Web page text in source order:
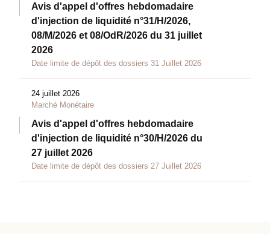
Avis d'appel d'offres hebdomadaire
d'injection de liquidité n°31/H/2026,
08/M/2026 et 08/OdR/2026 du 31 juillet
2026
Date limite de dépôt des dossiers 31 Juillet 2026
24 juillet 2026
Marché Monétaire
Avis d'appel d'offres hebdomadaire
d'injection de liquidité n°30/H/2026 du
27 juillet 2026
Date limite de dépôt des dossiers 27 Juillet 2026